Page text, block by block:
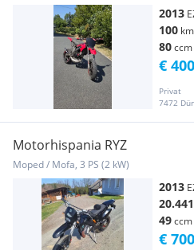
2013
100 km
80ccm
Privat
7472
€ 400
Motorhispania RYZ
Moped / Mofa, 3 PS (2 kW)
2013
20.441
49ccm
€ 700